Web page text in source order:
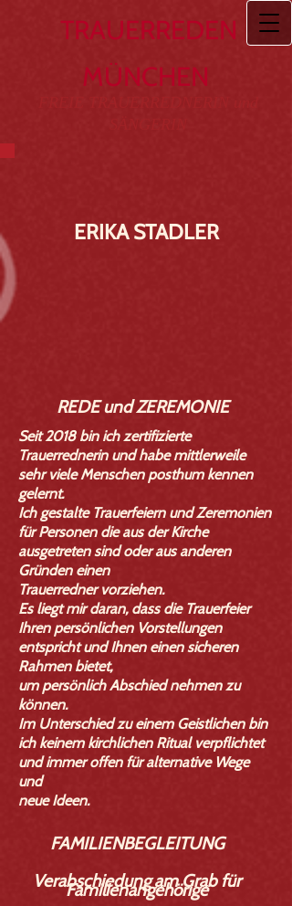
TRAUERREDEN
MÜNCHEN
ERIKA STADLER
REDE und ZEREMONIE
Seit 2018 bin ich zertifizierte
Trauerrednerin und habe mittlerweile
sehr viele Menschen posthum kennen
gelernt.
Ich gestalte Trauerfeiern und Zeremonien
für Personen die aus der Kirche
ausgetreten sind oder aus anderen
Gründen einen
Trauerredner vorziehen.
Es liegt mir daran, dass die Trauerfeier
Ihren persönlichen Vorstellungen
entspricht und Ihnen einen sicheren
Rahmen bietet,
um persönlich Abschied nehmen zu
können.
Im Unterschied zu einem Geistlichen bin
ich keinem kirchlichen Ritual verpflichtet
und immer offen für alternative Wege
und
neue Ideen.
FAMILIENBEGLEITUNG
Verabschiedung am Grab für
Familienangehörige